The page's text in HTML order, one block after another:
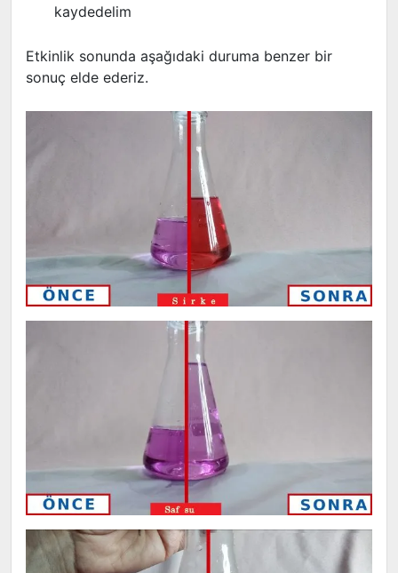
kaydedelim
Etkinlik sonunda aşağıdaki duruma benzer bir
sonuç elde ederiz.